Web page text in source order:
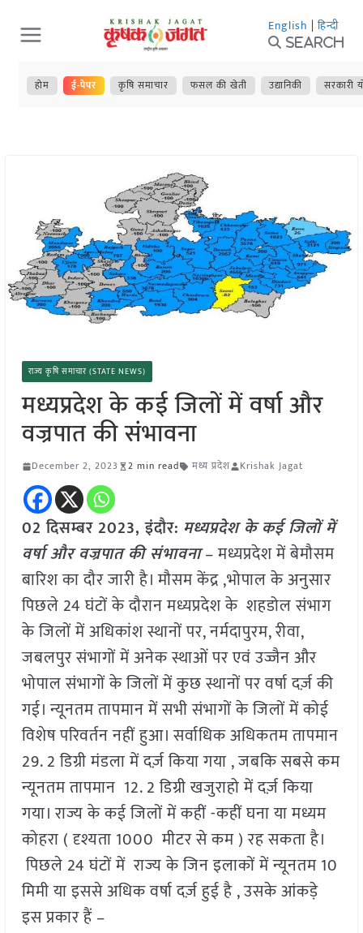
Skip
to
content
English | हिन्दी
Search
होम ई-पेपर कृषि समाचार फसल की खेती उद्यानिकी सरकारी
राज्य कृषि समाचार (STATE NEWS)
मध्यप्रदेश के कई जिलों में वर्षा और
वज्रपात की संभावना
December 2, 2023 2 min read मध्य प्रदेश Krishak Jagat
02 दिसम्बर 2023, इंदौर: मध्यप्रदेश के कई जिलों में
वर्षा और वज्रपात की संभावना– मध्यप्रदेश में बेमौसम
बारिश का दौर जारी है। मौसम केंद्र ,भोपाल के अनुसार
पिछले 24 घंटों के दौरान मध्यप्रदेश के शहडोल संभाग
के जिलों में अधिकांश स्थानों पर, नर्मदापुरम, रीवा,
जबलपुर संभागों में अनेक स्थाओं पर एवं उज्जैन और
भोपाल संभागों के जिलों में कुछ स्थानों पर वर्षा दर्ज़ की
गई। न्यूनतम तापमान में सभी संभागों के जिलों में कोई
विशेष परिवर्तन नहीं हुआ। सर्वाधिक अधिकतम तापमान
29. 2 डिग्री मंडला में दर्ज़ किया गया , जबकि सबसे कम
न्यूनतम तापमान 12. 2 डिग्री खजुराहो में दर्ज़ किया
गया। राज्य के कई जिलों में कहीं -कहीं घना या मध्यम
कोहरा ( दृश्यता 1000 मीटर से कम ) रह सकता है।
पिछले 24 घंटों में राज्य के जिन इलाकों में न्यूनतम 10
मिमी या इससे अधिक वर्षा दर्ज़ हुई है , उसके आंकड़े
इस प्रकार हैं –